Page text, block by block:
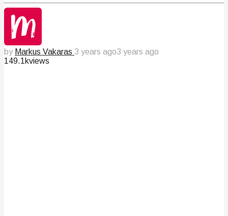
by Markus Vakaras 3 years ago3 years ago
149.1kviews